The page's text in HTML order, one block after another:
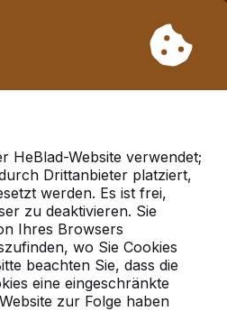
Sie daher längere
HeBlad-Website verwendet;
Drittanbieter platziert,
werden. Es ist frei,
zu deaktivieren. Sie
Ihres Browsers
wo Sie Cookies
beachten Sie, dass die
eine eingeschränkte
zur Folge haben
in:Fuldatal
voor deze